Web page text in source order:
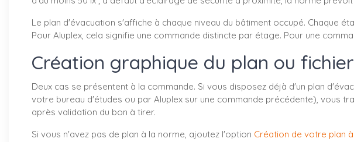
Le plan d'évacuation s'affiche à chaque niveau du bâtiment occupé. Chaque
Pour Aluplex, cela signifie une commande distincte par étage. Pour une
Création graphique du plan ou
Deux cas se présentent à la commande. Si vous disposez déjà d'un plan
votre bureau d'études ou par Aluplex sur une commande précédente), vous
après validation du bon à tirer.
Si vous n'avez pas de plan à la norme, ajoutez l'option Création de votre plan